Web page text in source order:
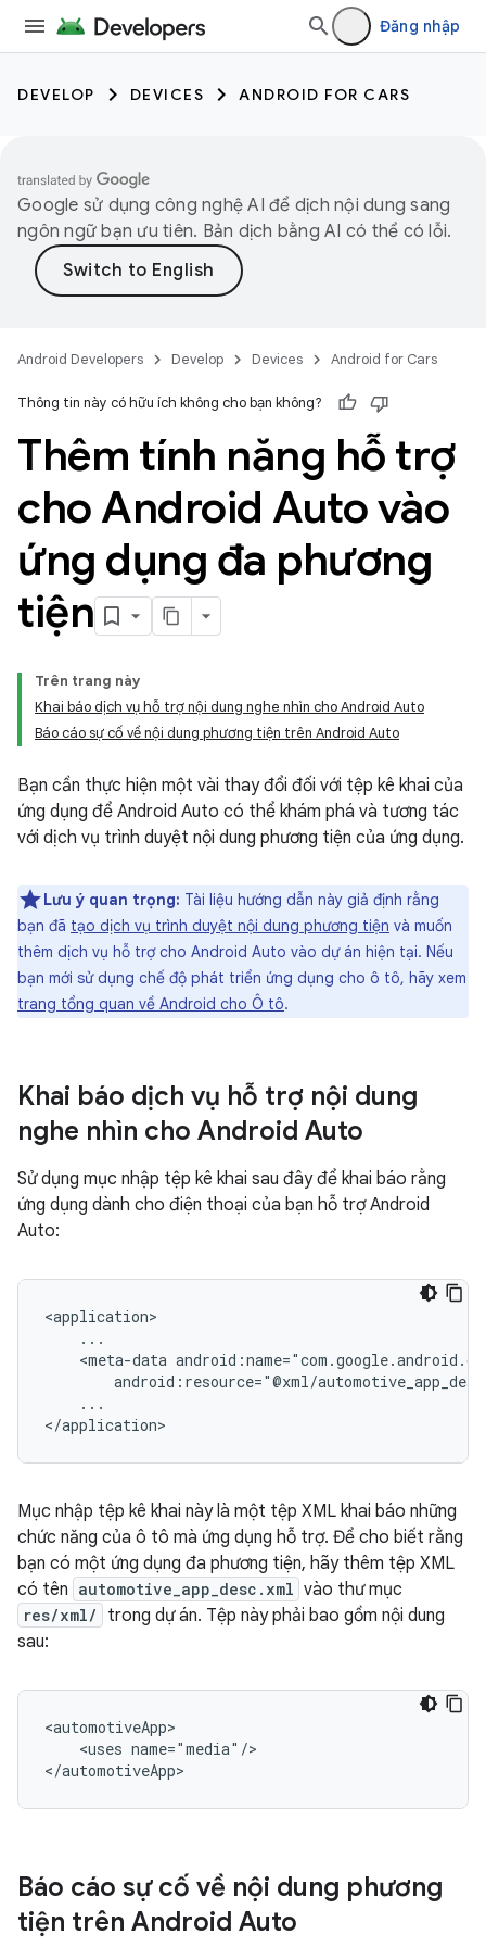
Đăng nhập
DEVELOP DEVICES ANDROID FOR CARS
Google sử dụng công nghệ AI để dịch nội dung sang
ngôn ngữ bạn ưu tiên. Bản dịch bằng AI có thể có lỗi.
Android Developers Develop Devices Android for Cars
Thông tin này có hữu ích không cho bạn không?
Thêm tính năng hỗ trợ
cho Android Auto vào
ứng dụng đa phương
tiện
Trên trang này
Khai báo dịch vụ hỗ trợ nội dung nghe nhìn cho Android Auto
Báo cáo sự cố về nội dung phương tiện trên Android Auto
Bạn cần thực hiện một vài thay đổi đối với tệp kê khai của
ứng dụng để Android Auto có thể khám phá và tương tác
với dịch vụ trình duyệt nội dung phương tiện của ứng dụng.
Lưu ý quan trọng: Tài liệu hướng dẫn này giả định rằng
bạn đã tạo dịch vụ trình duyệt nội dung phương tiện và muốn
thêm dịch vụ hỗ trợ cho Android Auto vào dự án hiện tại. Nếu
bạn mới sử dụng chế độ phát triển ứng dụng cho ô tô, hãy xem
trang tổng quan về Android cho Ô tô.
Khai báo dịch vụ hỗ trợ nội dung
nghe nhìn cho Android Auto
Sử dụng mục nhập tệp kê khai sau đây để khai báo rằng
ứng dụng dành cho điện thoại của bạn hỗ trợ Android
Auto:
<meta-data
...
Mục nhập tệp kê khai này là một tệp XML khai báo những
chức năng của ô tô mà ứng dụng hỗ trợ. Để cho biết rằng
bạn có một ứng dụng đa phương tiện, hãy thêm tệp XML
có tên automotive_app_desc.xml vào thư mục
res/xml/
trong dự án. Tệp này phải bao gồm nội dung
sau:
<uses name="media"/>
Báo cáo sự cố về nội dung phương
tiện trên Android Auto